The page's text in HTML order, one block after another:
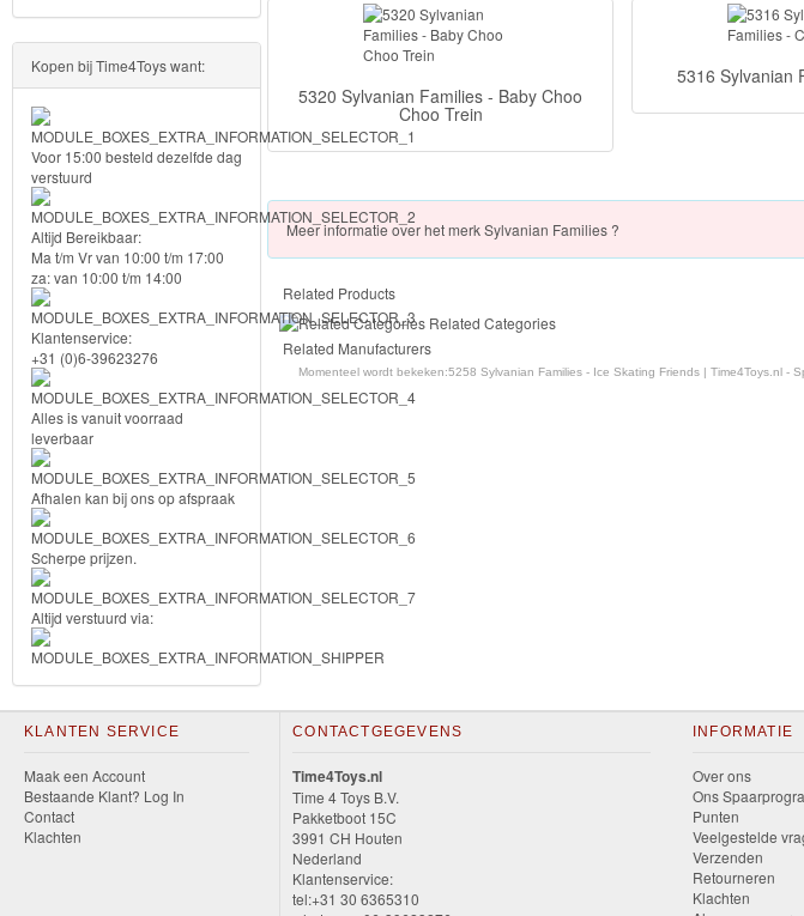
Shimmer
&
Shine
Little
Dutch
PJ
Masks
Super
Mario
Frozen
Paw
Patrol
Fireman
Sam
Magische
Eenhoorn
Mickey
&
Minnie
5320 Sylvanian Families - Baby Choo
Choo Trein
5316 Sylvanian
Meerinformatie over het merkSylvanian Families ?
Related Products
Related Categories
Related Manufacturers
Momenteel wordt bekeken:5258 Sylvanian Families - Ice Skating Friends | Time4Toys.nl -
Kopen bij Time4Toys want:
Voor 15:00 besteld dezelfde dag
verstuurd
Altijd Bereikbaar:
Ma t/m Vr van 10:00 t/m 17:00
za: van 10:00 t/m 14:00
Klantenservice:
+31 (0)6-39623276
Alles is vanuit voorraad
leverbaar
Afhalen kan bij ons op afspraak
Scherpe prijzen.
Altijd verstuurd via:
KLANTEN SERVICE
Maak een Account
Bestaande Klant? Log In
Contact
Klachten
CONTACTGEGEVENS
Time4Toys.nl
Time 4 Toys B.V.
Pakketboot 15C
3991 CH Houten
Nederland
Klantenservice:
tel:+31 30 6365310
INFORMATIE
Over ons
Ons
Punten
Veelgestelde
Verzenden
Retourneren
Klachten